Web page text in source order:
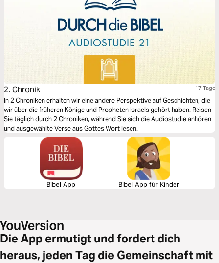
2. Chronik 17 Tage
In 2 Chroniken erhalten wir eine andere Perspektive auf Geschichten, die
wir über die früheren Könige und Propheten Israels gehört haben. Reisen
Sie täglich durch 2 Chroniken, während Sie sich die Audiostudie anhören
und ausgewählte Verse aus Gottes Wort lesen.
Bibel App Bibel App für Kinder
Die App ermutigt und fordert dich
heraus, jeden Tag die Gemeinschaft mit